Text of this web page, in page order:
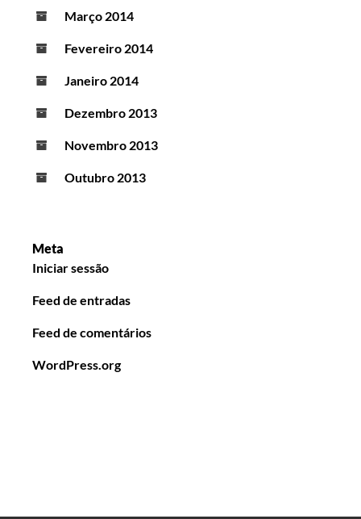
Março 2014
Fevereiro 2014
Janeiro 2014
Dezembro 2013
Novembro 2013
Outubro 2013
Meta
Iniciar sessão
Feed de entradas
Feed de comentários
WordPress.org